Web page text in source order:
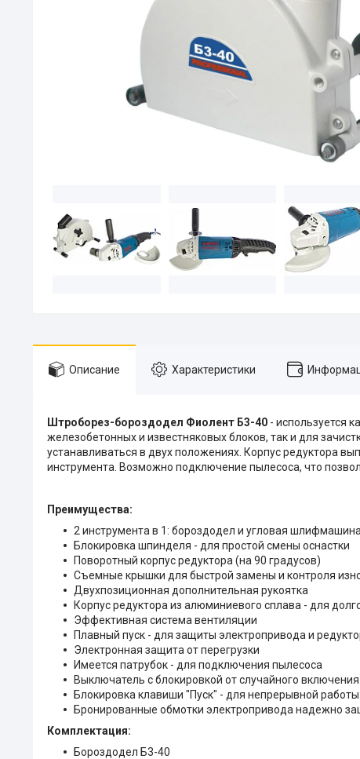
Описание Характеристики
Штроборез-бороздодел Фиолент Б3-40 - используется
железобетонных и известняковых блоков, так и для
устанавливаться в двух положениях. Корпус редуктора
инструмента. Возможно подключение пылесоса, что
Преимущества:
2 инструмента в 1: бороздодел и угловая шлифмашина
Блокировка шпинделя - для простой смены оснастки
Поворотный корпус редуктора (на 90 градусов)
Съемные крышки для быстрой замены и контроля
Двухпозиционная дополнительная рукоятка
Корпус редуктора из алюминиевого сплава - для
Эффективная система вентиляции
Плавный пуск - для защиты электропривода и
Электронная защита от перегрузки
Имеется патрубок - для подключения пылесоса
Выключатель с блокировкой от случайного
Блокировка клавиши "Пуск" - для непрерывной работы
Бронированные обмотки электропривода надежно
Комплектация:
Бороздодел Б3-40